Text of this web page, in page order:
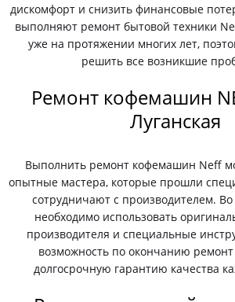
дискомфорт и снизить финансовые
выполняют ремонт бытовой техники
уже на протяжении многих лет,
решить все возникшие
Ремонт кофемашин
Луганская
Выполнить ремонт кофемашин Neff
опытные мастера, которые прошли
сотрудничают с производителем.
необходимо использовать
производителя и специальные
возможность по окончанию ремонт
долгосрочную гарантию качества